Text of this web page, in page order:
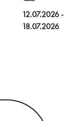
12.07.2026 -
18.07.2026